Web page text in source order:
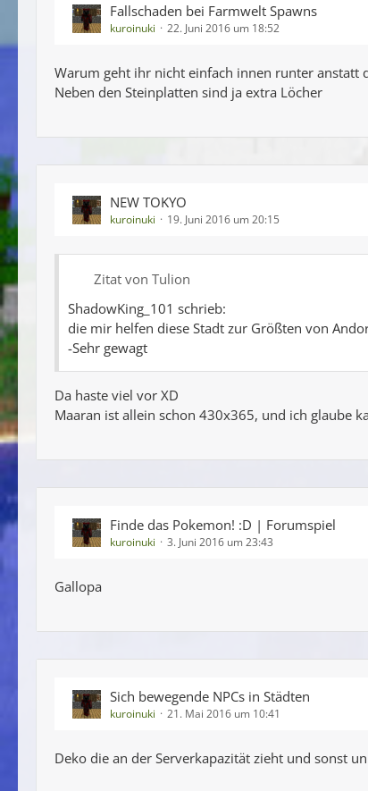
Fallschaden bei Farmwelt Spawns
kuroinuki 22. Juni 2016 um 18:52
Warum geht ihr nicht einfach innen runter anstatt
Neben den Steinplatten sind ja extra Löcher
NEW TOKYO
kuroinuki 19. Juni 2016 um 20:15
Zitat von Tulion
ShadowKing_101 schrieb:
die mir helfen diese Stadt zur Größten von
-Sehr gewagt
Da haste viel vor XD
Maaran ist allein schon 430x365, und ich glaube
Finde das Pokemon! :D | Forumspiel
kuroinuki 3. Juni 2016 um 23:43
Gallopa
Sich bewegende NPCs in Städten
kuroinuki 21. Mai 2016 um 10:41
Deko die an der Serverkapazität zieht und sonst